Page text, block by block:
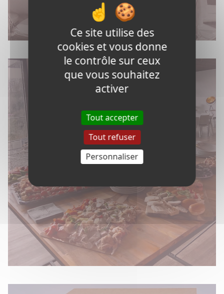
EVÉNÉMENTS PROFESSIONNELS
Ce site utilise des
cookies et vous donne
le contrôle sur ceux
que vous souhaitez
activer
Tout accepter
Tout refuser
Personnaliser